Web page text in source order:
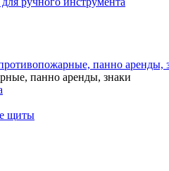
панно аренды,
панно аренды, знаки
щиты